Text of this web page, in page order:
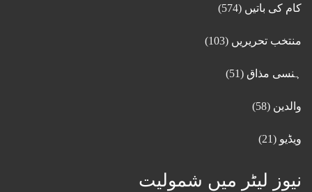
کام کی باتیں (574)
منتخب تحریریں (103)
ہنسی مذاق (51)
والدین (58)
ویڈیو (21)
نیوز لیٹر میں شمولیت